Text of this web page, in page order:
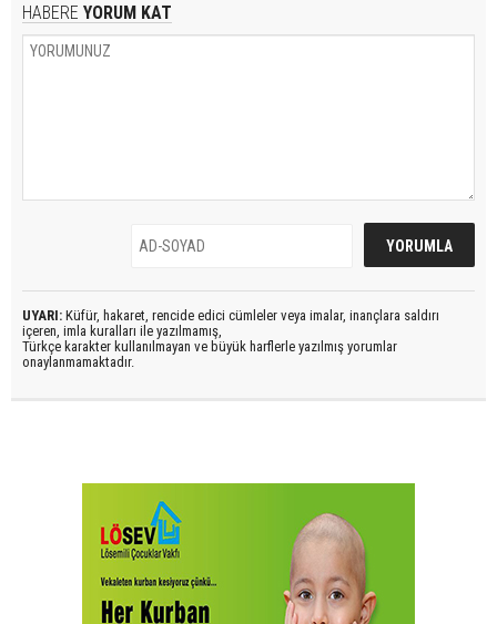
HABERE YORUM KAT
UYARI: Küfür, hakaret, rencide edici cümleler veya imalar, inançlara saldırı
içeren, imla kuralları ile yazılmamış,
Türkçe karakter kullanılmayan ve büyük harflerle yazılmış yorumlar
onaylanmamaktadır.